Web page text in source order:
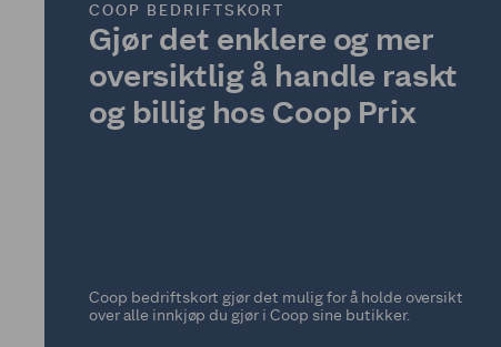
COOP BEDRIFTSKORT
Gjør det enklere og mer
oversiktlig å handle raskt
og billig hos Coop Prix
Coop bedriftskort gjør det mulig for å holde oversikt
over alle innkjøp du gjør i Coop sine butikker.